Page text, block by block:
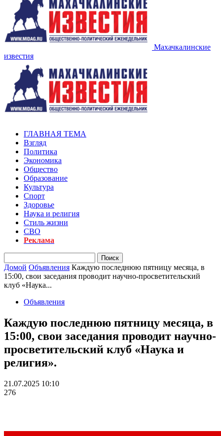
Махачкалинские
известия
ГЛАВНАЯ ТЕМА
Взгляд
Политика
Экономика
Общество
Образование
Культура
Спорт
Здоровье
Наука и религия
Стиль жизни
СВО
Реклама
Домой Объявления Каждую последнюю пятницу месяца, в
15:00, свои заседания проводит научно-просветительский
клуб «Наука...
Объявления
Каждую последнюю пятницу месяца, в
15:00, свои заседания проводит научно-
просветительский клуб «Наука и
религия».
21.07.2025 10:10
276